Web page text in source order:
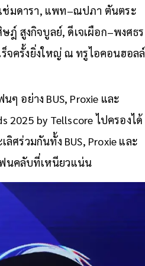
มดารา, แพท–ณปภา ตันตระ
ฎ์ สูงกิจบูลย์, ดีเจเผือก–พงศธร
ร็จครั้งยิ่งใหญ่ ณ ทรูไอคอนฮอลล์
ๆ อย่าง BUS, Proxie และ
2025 by Tellscore ไปครองได้
ลิศร่วมกันทั้ง BUS, Proxie และ
ฟนคลับที่เหนียวแน่น